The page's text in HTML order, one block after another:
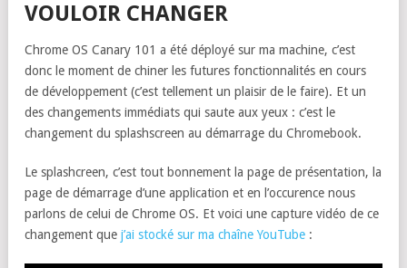
VOULOIR CHANGER
Chrome OS Canary 101 a été déployé sur ma machine, c’est
donc le moment de chiner les futures fonctionnalités en cours
de développement (c’est tellement un plaisir de le faire). Et un
des changements immédiats qui saute aux yeux : c’est le
changement du splashscreen au démarrage du Chromebook.
Le splashcreen, c’est tout bonnement la page de présentation, la
page de démarrage d’une application et en l’occurence nous
parlons de celui de Chrome OS. Et voici une capture vidéo de ce
changement que j’ai stocké sur ma chaîne YouTube :